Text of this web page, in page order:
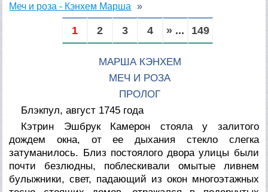
Меч и роза - Кэнхем Марша
1 2 3 4 » ... 149
МАРША КЭНХЕМ
МЕЧ И РОЗА
ПРОЛОГ
Блэкпул, август 1745 года
Кэтрин Эшбрук Камерон стояла у залитого
дождем окна, от ее дыхания стекло слегка
затуманилось. Близ постоялого двора улицы были
почти безлюдны, поблескивали омытые ливнем
булыжники, свет, падающий из окон многоэтажных